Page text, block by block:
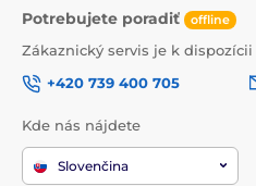
Potrebujete poradiť offline
Zákaznický servis je k dispozícii
+420 739 400 705
Kde nás nájdete
Slovenčina